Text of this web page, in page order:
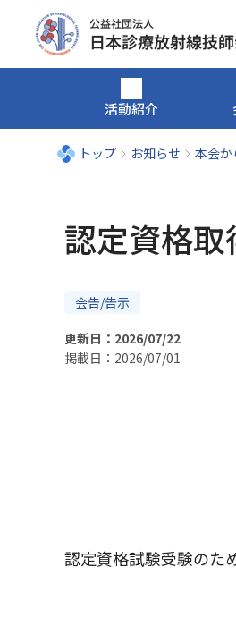
活動紹介
トップ お知らせ 本会か
認定資格取
会告/告示
更新日：2026/07/22
掲載日：2026/07/01
認定資格試験受験のた